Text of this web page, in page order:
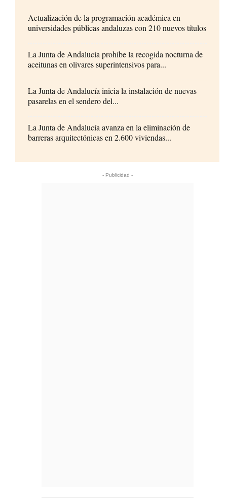
Actualización de la programación académica en
universidades públicas andaluzas con 210 nuevos títulos
La Junta de Andalucía prohíbe la recogida nocturna de
aceitunas en olivares superintensivos para...
La Junta de Andalucía inicia la instalación de nuevas
pasarelas en el sendero del...
La Junta de Andalucía avanza en la eliminación de
barreras arquitectónicas en 2.600 viviendas...
- Publicidad -